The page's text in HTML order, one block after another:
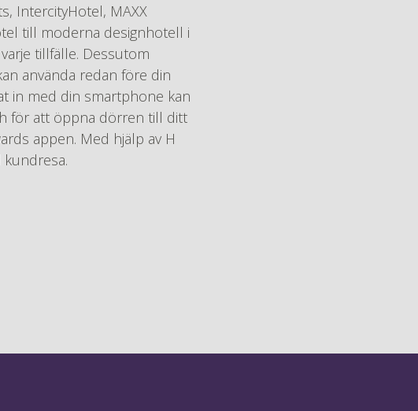
IntercityHotel, MAXX
till moderna designhotell i
tillfälle. Dessutom
använda redan före din
in med din smartphone kan
för att öppna dörren till ditt
appen. Med hjälp av H